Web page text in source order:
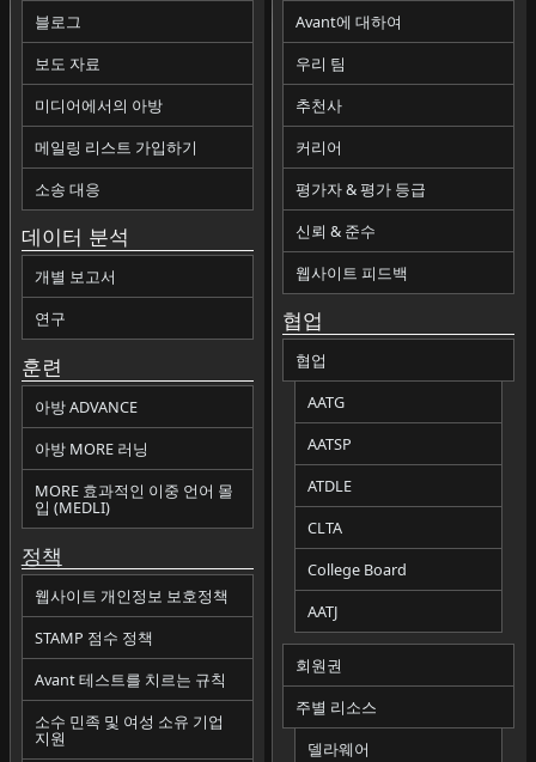
블로그
보도 자료
미디어에서의 아방
메일링 리스트 가입하기
소송 대응
데이터 분석
개별 보고서
연구
훈련
아방 ADVANCE
아방 MORE 러닝
MORE 효과적인 이중 언어 몰
입 (MEDLI)
정책
웹사이트 개인정보 보호정책
STAMP 점수 정책
Avant 테스트를 치르는 규칙
소수 민족 및 여성 소유 기업
지원
Avant에 대하여
우리 팀
추천사
커리어
평가자 & 평가 등급
신뢰 & 준수
웹사이트 피드백
협업
협업
AATG
AATSP
ATDLE
CLTA
College Board
AATJ
회원권
주별 리소스
델라웨어